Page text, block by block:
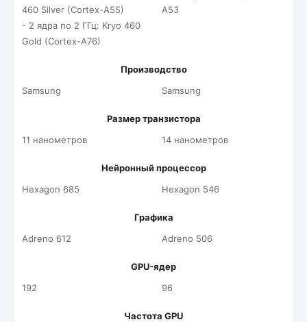
460 Silver (Cortex-A55)
- 2 ядра по 2 ГГц: Kryo 460
Gold (Cortex-A76)
A53
Производство
Samsung
Samsung
Размер транзистора
11 нанометров
14 нанометров
Нейронный процессор
Hexagon 685
Hexagon 546
Графика
Adreno 612
Adreno 506
GPU-ядер
192
96
Частота GPU